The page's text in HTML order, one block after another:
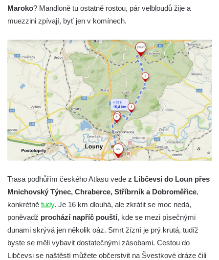
Maroko? Mandloně tu ostatně rostou, pár velbloudů žije a
muezzini zpívají, byť jen v komínech.
Trasa podhůřím českého Atlasu vede z Libčevsi do Loun přes
Mnichovský Týnec, Chraberce, Stříbrník a Dobroměřice,
konkrétně tudy. Je 16 km dlouhá, ale zkrátit se moc nedá,
poněvadž prochází napříč pouští, kde se mezi písečnými
dunami skrývá jen několik oáz. Smrt žízní je prý krutá, tudíž
byste se měli vybavit dostatečnými zásobami. Cestou do
Libčevsi se naštěstí můžete občerstvit na Švestkové dráze čili